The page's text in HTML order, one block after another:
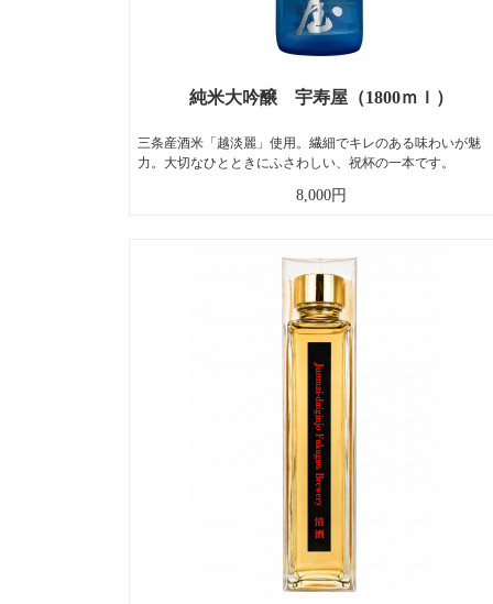
純米大吟醸 宇寿屋（1800ｍｌ）
三条産酒米「越淡麗」使用。繊細でキレのある味わいが魅
力。大切なひとときにふさわしい、祝杯の一本です。
8,000円